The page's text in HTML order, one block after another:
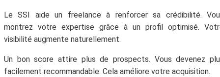
Le SSI aide un freelance à renforcer sa crédibilité.
montrez votre expertise grâce à un profil optimisé.
visibilité augmente naturellement.
Un bon score attire plus de prospects. Vous devenez
facilement recommandable. Cela améliore votre acquisition.